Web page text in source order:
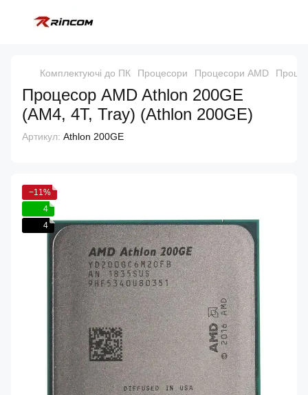
Комплектуючі до ПК Процесори Процесори AMD
Процесор AMD Athlon 200GE
(AM4, 4T, Tray) (Athlon 200GE)
Артикул: Athlon 200GE
−11%
4
4